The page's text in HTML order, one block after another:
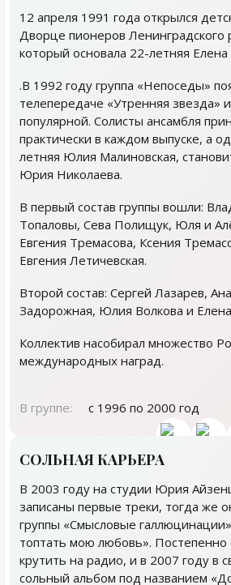
12 апреля 1991 года открылся
Дворце пионеров Ленинградского
который основала 22-летняя
.В 1992 году группа «Непоседы»
телепередаче «Утренняя звезда»
популярной. Солисты ансамбля
практически в каждом выпуске, а
летняя Юлия Малиновская,
Юрия Николаева.
В первый состав группы вошли:
Топаловы, Сева Полищук, Юля и
Евгения Тремасова, Ксения
Евгения Летичевская.
Второй состав: Сергей Лазарев,
Задорожная, Юлия Волкова и
Коллектив насобирал множество
международных наград.
В группе: с 1996 по 2000 год
СОЛЬНАЯ КАРЬЕРА
В 2003 году на студии Юрия
записаны первые треки, тогда же
группы «Смысловые
топтать мою любовь». Постепенно
крутить на радио, и в 2007 году в
сольный альбом под названием